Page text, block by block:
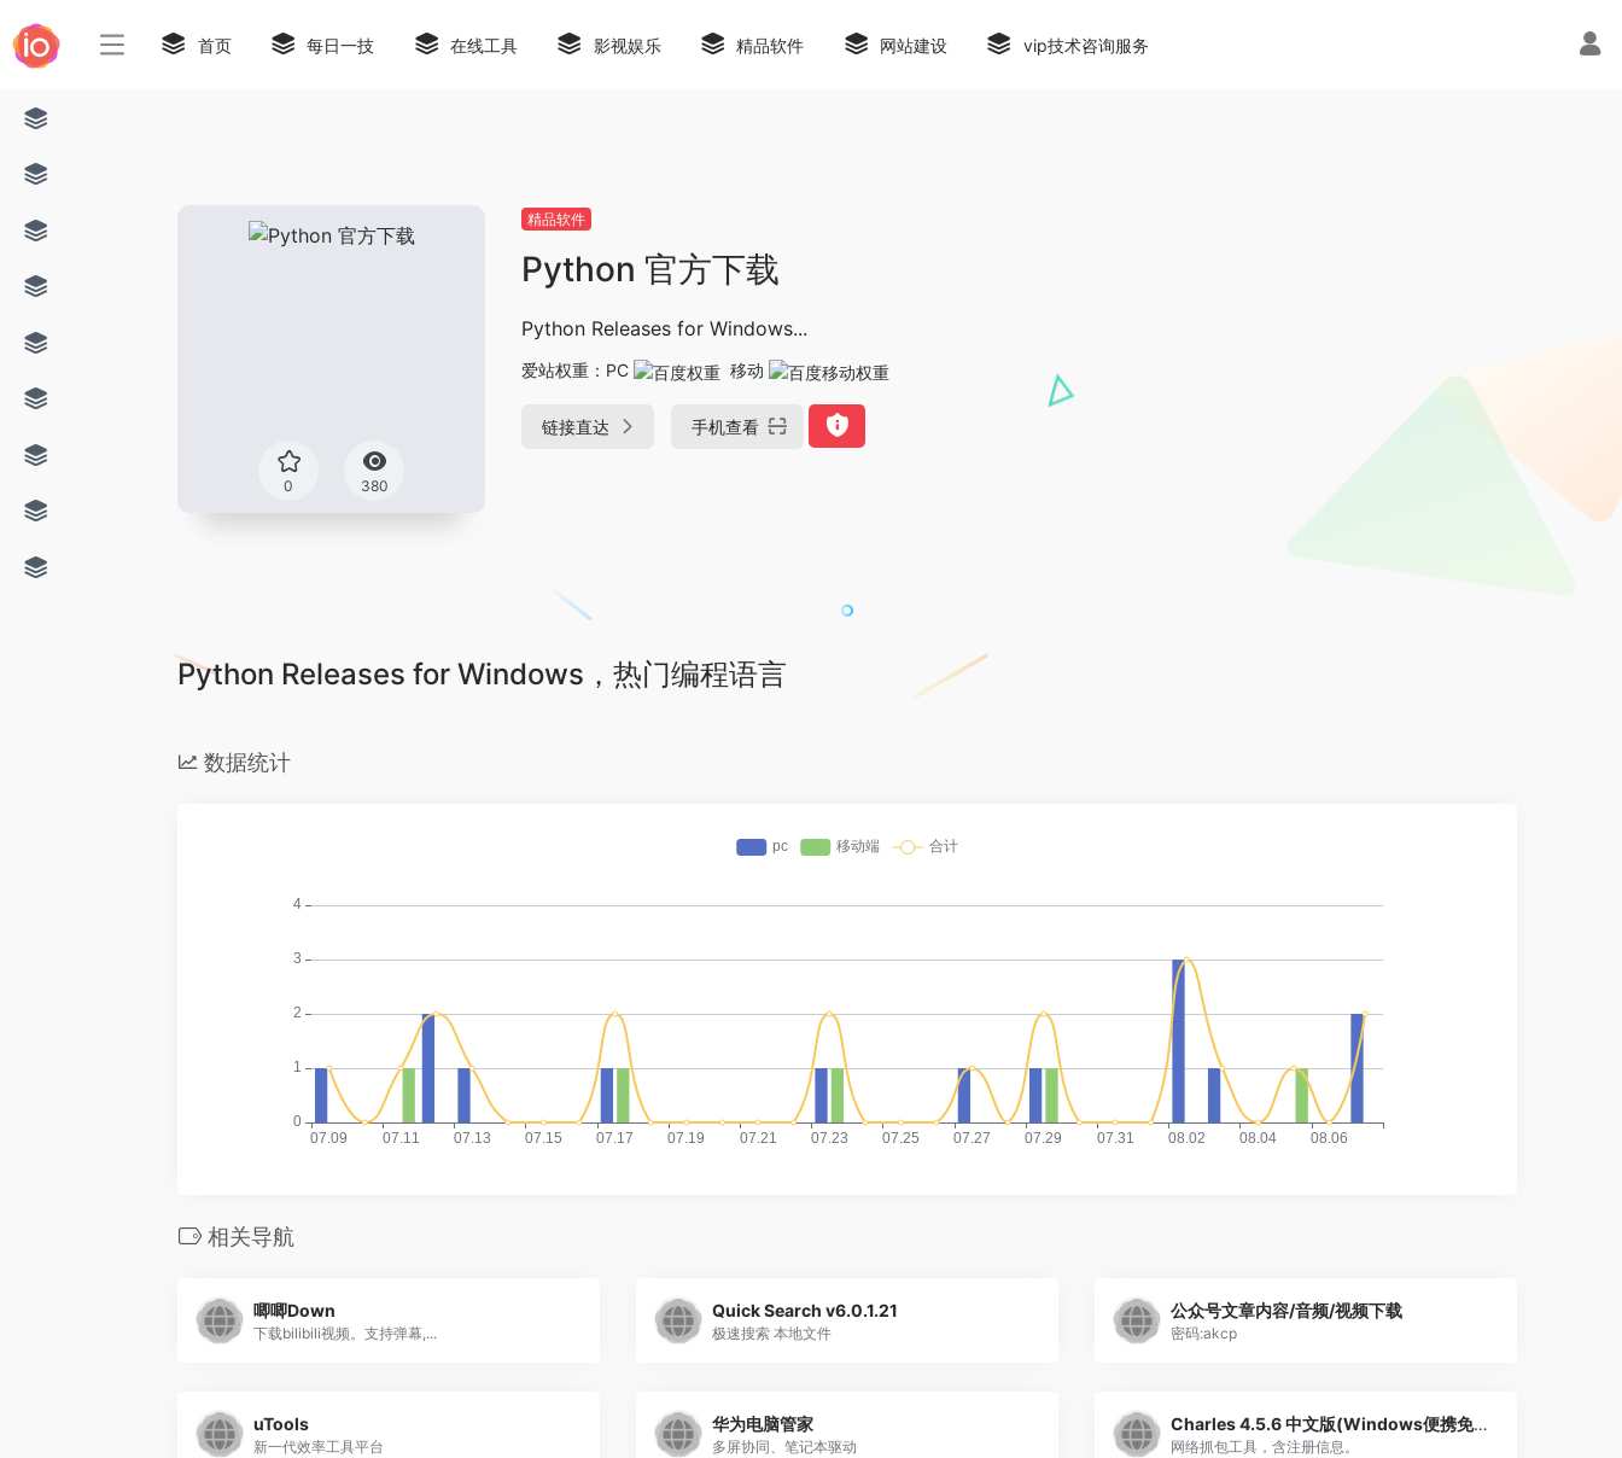
首页 每日一技 在线工具 影视娱乐 精品软件 网站建设 vip技术咨询服务
0 380
精品软件
Python 官方下载
Python Releases for Windows...
爱站权重： PC 移动
链接直达 手机查看
Python Releases for Windows，热门编程语言
数据统计
相关导航
唧唧Down
下载bilibili视频。支持弹幕,...
Quick Search v6.0.1.21
极速搜索 本地文件
公众号文章内容/音频/视频下载
密码:akcp
uTools
新一代效率工具平台
华为电脑管家
多屏协同、笔记本驱动
Charles 4.5.6 中文版(Windows便携免安装)
网络抓包工具，含注册信息。